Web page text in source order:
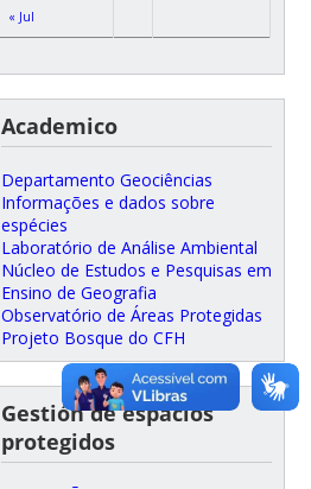
« Jul
Academico
Departamento Geociências
Informações e dados sobre
espécies
Laboratório de Análise Ambiental
Núcleo de Estudos e Pesquisas em
Ensino de Geografia
Observatório de Áreas Protegidas
Projeto Bosque do CFH
Gestión de espacios
protegidos